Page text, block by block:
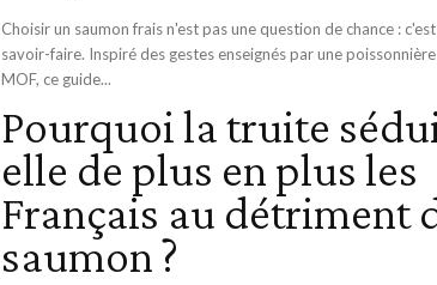
Choisir un saumon frais n'est pas une question de chance :
savoir-faire. Inspiré des gestes enseignés par une poissonnière
MOF, ce guide...
Pourquoi la truite
elle de plus en plus les
Français au détriment
saumon ?